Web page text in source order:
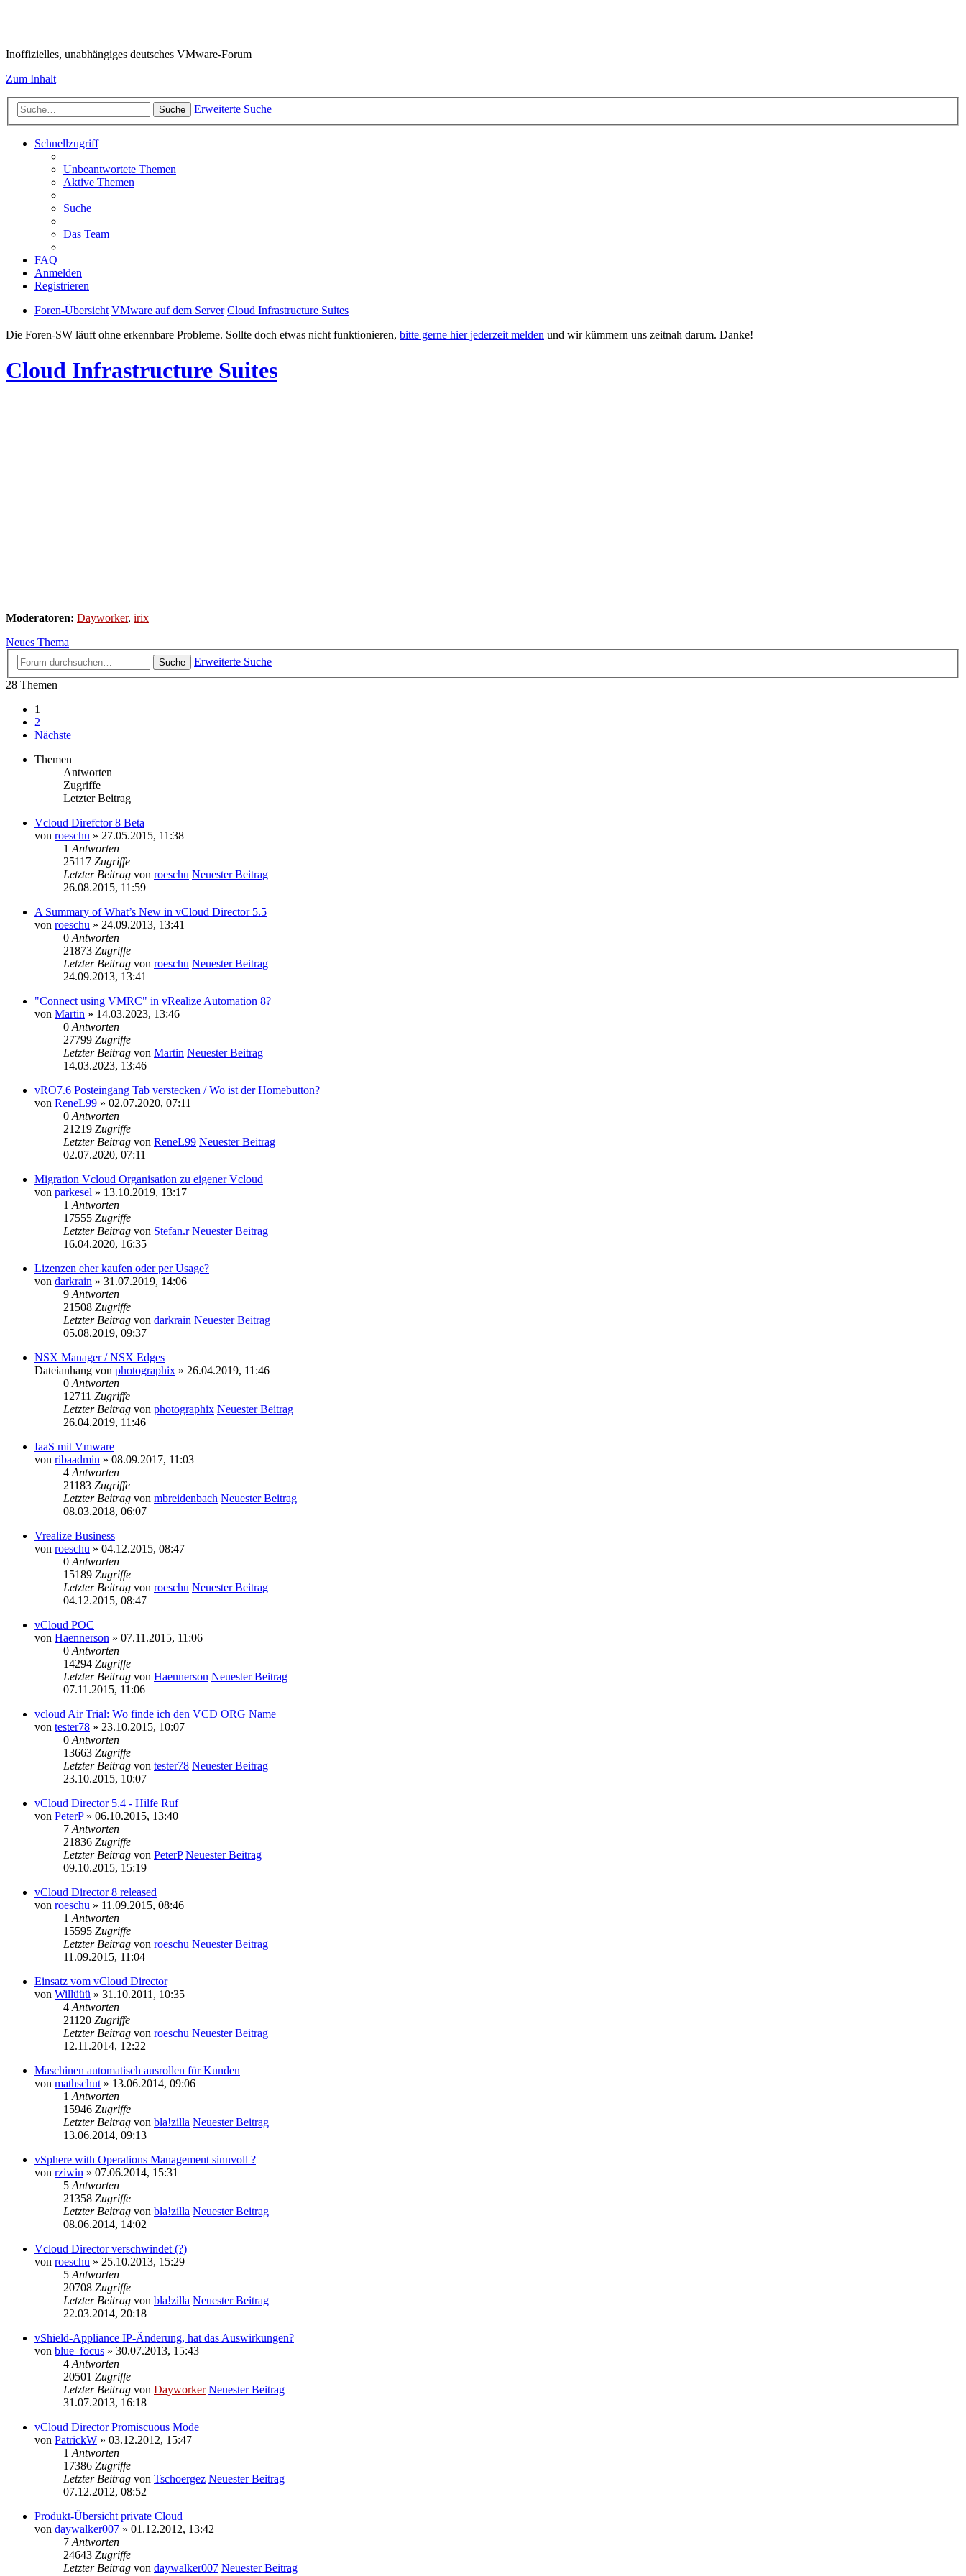
Inoffizielles, unabhängiges deutsches VMware-Forum
Zum Inhalt
Suche Erweiterte Suche
Schnellzugriff
Unbeantwortete Themen
Aktive Themen
Suche
Das Team
FAQ
Anmelden
Registrieren
Foren-Übersicht VMware auf dem Server Cloud Infrastructure Suites
Die Foren-SW läuft ohne erkennbare Probleme. Sollte doch etwas nicht funktionieren, bitte gerne hier jederzeit melden und wir kümmern uns zeitnah darum. Danke!
Cloud Infrastructure Suites
Moderatoren: Dayworker, irix
Neues Thema
Suche
Erweiterte Suche
28 Themen
1
2
Nächste
Themen
Antworten
Zugriffe
Letzter Beitrag
Vcloud Direfctor 8 Beta
von roeschu » 27.05.2015, 11:38
1 Antworten
25117 Zugriffe
Letzter Beitrag von roeschu Neuester Beitrag
26.08.2015, 11:59
A Summary of What’s New in vCloud Director 5.5
von roeschu » 24.09.2013, 13:41
0 Antworten
21873 Zugriffe
Letzter Beitrag von roeschu Neuester Beitrag
24.09.2013, 13:41
"Connect using VMRC" in vRealize Automation 8?
von Martin » 14.03.2023, 13:46
0 Antworten
27799 Zugriffe
Letzter Beitrag von Martin Neuester Beitrag
14.03.2023, 13:46
vRO7.6 Posteingang Tab verstecken / Wo ist der Homebutton?
von ReneL99 » 02.07.2020, 07:11
0 Antworten
21219 Zugriffe
Letzter Beitrag von ReneL99 Neuester Beitrag
02.07.2020, 07:11
Migration Vcloud Organisation zu eigener Vcloud
von parkesel » 13.10.2019, 13:17
1 Antworten
17555 Zugriffe
Letzter Beitrag von Stefan.r Neuester Beitrag
16.04.2020, 16:35
Lizenzen eher kaufen oder per Usage?
von darkrain » 31.07.2019, 14:06
9 Antworten
21508 Zugriffe
Letzter Beitrag von darkrain Neuester Beitrag
05.08.2019, 09:37
NSX Manager / NSX Edges
Dateianhang von photographix » 26.04.2019, 11:46
0 Antworten
12711 Zugriffe
Letzter Beitrag von photographix Neuester Beitrag
26.04.2019, 11:46
IaaS mit Vmware
von ribaadmin » 08.09.2017, 11:03
4 Antworten
21183 Zugriffe
Letzter Beitrag von mbreidenbach Neuester Beitrag
08.03.2018, 06:07
Vrealize Business
von roeschu » 04.12.2015, 08:47
0 Antworten
15189 Zugriffe
Letzter Beitrag von roeschu Neuester Beitrag
04.12.2015, 08:47
vCloud POC
von Haennerson » 07.11.2015, 11:06
0 Antworten
14294 Zugriffe
Letzter Beitrag von Haennerson Neuester Beitrag
07.11.2015, 11:06
vcloud Air Trial: Wo finde ich den VCD ORG Name
von tester78 » 23.10.2015, 10:07
0 Antworten
13663 Zugriffe
Letzter Beitrag von tester78 Neuester Beitrag
23.10.2015, 10:07
vCloud Director 5.4 - Hilfe Ruf
von PeterP» 06.10.2015, 13:40
7 Antworten
21836 Zugriffe
Letzter Beitrag von PeterP Neuester Beitrag
09.10.2015, 15:19
vCloud Director 8 released
von roeschu » 11.09.2015, 08:46
1 Antworten
15595 Zugriffe
Letzter Beitrag von roeschu Neuester Beitrag
11.09.2015, 11:04
Einsatz vom vCloud Director
von Willüüü » 31.10.2011, 10:35
4 Antworten
21120 Zugriffe
Letzter Beitrag von roeschu Neuester Beitrag
12.11.2014, 12:22
Maschinen automatisch ausrollen für Kunden
von mathschut » 13.06.2014, 09:06
1 Antworten
15946 Zugriffe
Letzter Beitrag von bla!zilla Neuester Beitrag
13.06.2014, 09:13
vSphere with Operations Management sinnvoll ?
von rziwin » 07.06.2014, 15:31
5 Antworten
21358 Zugriffe
Letzter Beitrag von bla!zilla Neuester Beitrag
08.06.2014, 14:02
Vcloud Director verschwindet (?)
von roeschu » 25.10.2013, 15:29
5 Antworten
20708 Zugriffe
Letzter Beitrag von bla!zilla Neuester Beitrag
22.03.2014, 20:18
vShield-Appliance IP-Änderung, hat das Auswirkungen?
von blue_focus » 30.07.2013, 15:43
4 Antworten
20501 Zugriffe
Letzter Beitrag von Dayworker Neuester Beitrag
31.07.2013, 16:18
vCloud Director Promiscuous Mode
von PatrickW » 03.12.2012, 15:47
1 Antworten
17386 Zugriffe
Letzter Beitrag von Tschoergez Neuester Beitrag
07.12.2012, 08:52
Produkt-Übersicht private Cloud
von daywalker007 » 01.12.2012, 13:42
7 Antworten
24643 Zugriffe
Letzter Beitrag von daywalker007 Neuester Beitrag